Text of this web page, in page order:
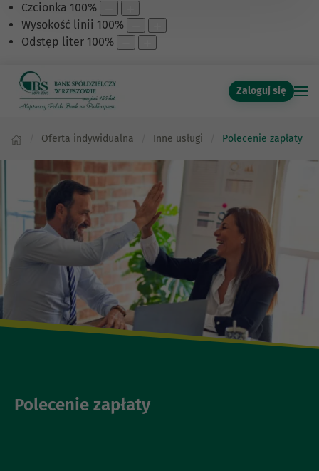
Czcionka 100%
Wysokość linii 100%
Odstęp liter 100%
Zaloguj się
Oferta indywidualna Inne usługi Polecenie zapłaty
Polecenie zapłaty